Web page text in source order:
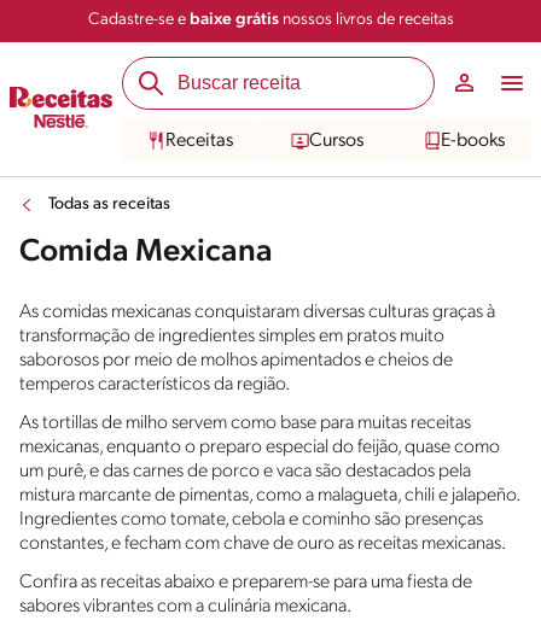
Cadastre-se e baixe grátisnossos livros de receitas
Receitas Cursos E-books
Todas as receitas
Comida Mexicana
As comidas mexicanas conquistaram diversas culturas graças à
transformação de ingredientes simples em pratos muito
saborosos por meio de molhos apimentados e cheios de
temperos característicos da região.
As tortillas de milho servem como base para muitas receitas
mexicanas, enquanto o preparo especial do feijão, quase como
um purê, e das carnes de porco e vaca são destacados pela
mistura marcante de pimentas, como a malagueta, chili e jalapeño.
Ingredientes como tomate, cebola e cominho são presenças
constantes, e fecham com chave de ouro as receitas mexicanas.
Confira as receitas abaixo e preparem-se para uma fiesta de
sabores vibrantes com a culinária mexicana.